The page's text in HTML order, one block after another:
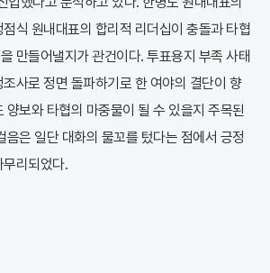
식 원내대표의 합리적 리더십이 충돌과 타협
만들어낼지가 관건이다. 투표용지 부족 사태
사로 정면 돌파하기로 한 여야의 결단이 향
양보와 타협의 마중물이 될 수 있을지 주목된
음은 일단 대화의 물꼬를 텄다는 점에서 긍정
리되었다.